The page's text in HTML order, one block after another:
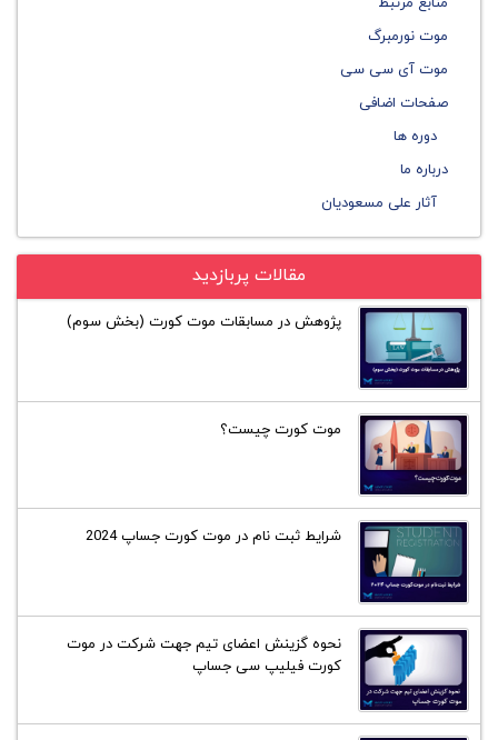
موت نورمبرگ
موت آی سی سی
صفحات اضافی
دوره ها
درباره ما
آثار علی مسعودیان
مقالات پربازدید
پژوهش در مسابقات موت کورت (بخش سوم)
موت کورت چیست؟
شرایط ثبت نام در موت کورت جساپ 2024
نحوه گزینش اعضای تیم جهت شرکت در موت
کورت فیلیپ سی جساپ